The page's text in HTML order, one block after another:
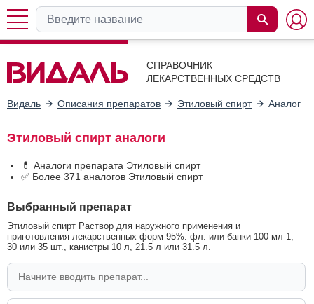
СПРАВОЧНИК
ЛЕКАРСТВЕННЫХ СРЕДСТВ
Видаль Описания препаратов Этиловый спирт Аналоги
Этиловый спирт аналоги
💊 Аналоги препарата Этиловый спирт
✅ Более 371 аналогов Этиловый спирт
Выбранный препарат
Этиловый спирт Раствор для наружного применения и
приготовления лекарственных форм 95%: фл. или банки 100 мл 1,
30 или 35 шт., канистры 10 л, 21.5 л или 31.5 л.